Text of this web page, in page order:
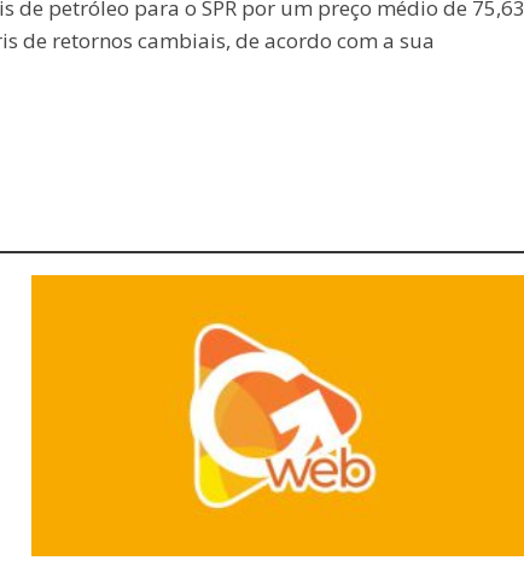
petróleo para o SPR por um preço médio de 75,63
de retornos cambiais, de acordo com a sua